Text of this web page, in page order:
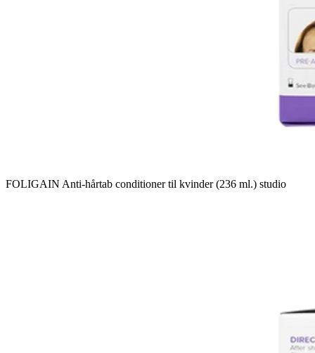
FOLIGAIN Anti-hårtab conditioner til kvinder (236 ml.) studio